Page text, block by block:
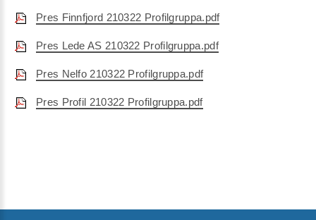
Pres Finnfjord 210322 Profilgruppa.pdf
Pres Lede AS 210322 Profilgruppa.pdf
Pres Nelfo 210322 Profilgruppa.pdf
Pres Profil 210322 Profilgruppa.pdf